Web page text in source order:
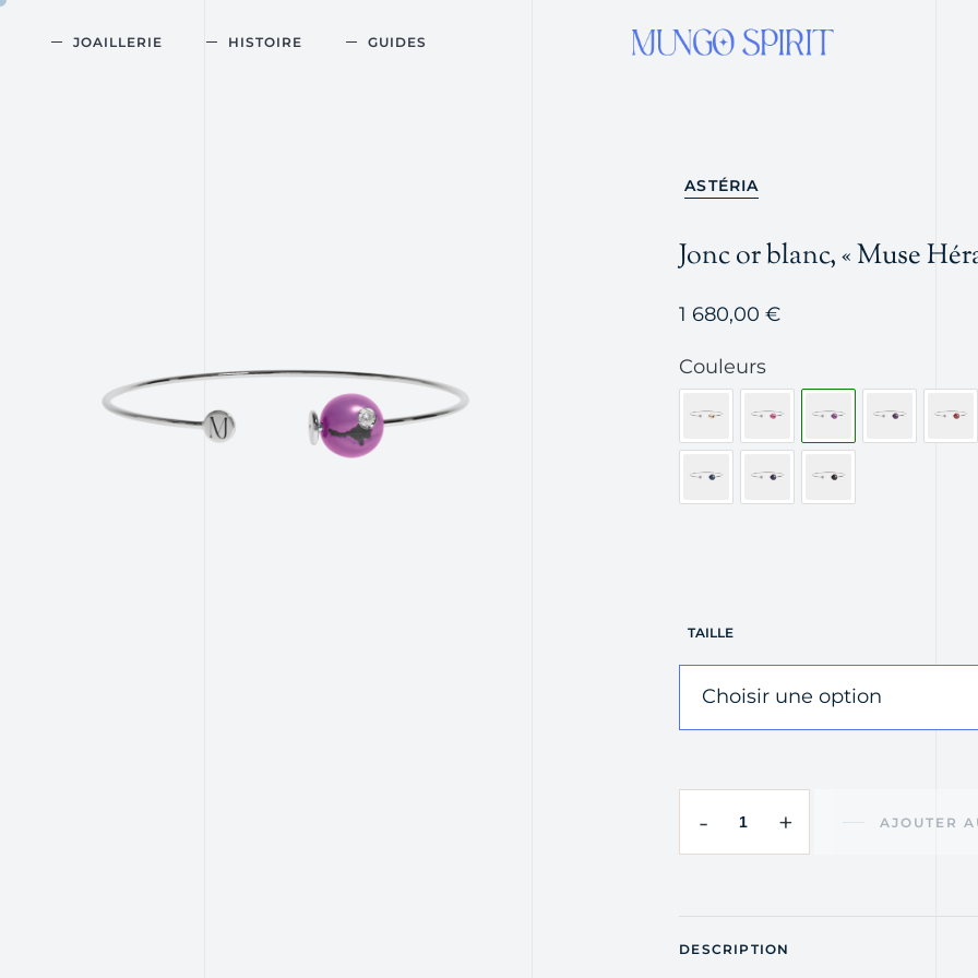
JOAILLERIE HISTOIRE GUIDES
ASTÉRIA
Jonc or blanc, « Muse
1 680,00€
Couleurs
TAILLE
- + AJOUTER
DESCRIPTION